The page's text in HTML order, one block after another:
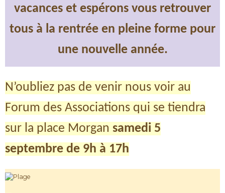
vacances et espérons vous retrouver
tous à la rentrée en pleine forme pour
une nouvelle année.
N’oubliez pas de venir nous voir au
Forum des Associations qui se tiendra
sur la place Morgan samedi 5
septembre de 9h à 17h